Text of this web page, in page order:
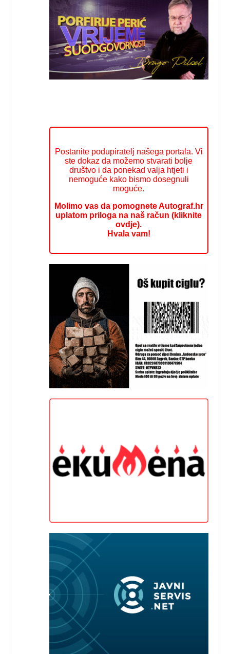
Postanite podupiratelj našega portala. Vi
ste dokaz da možemo stvarati bolje
društvo i da ponekad valja htjeti i
nemoguće kako bismo dosegnuli
moguće.
Molimo vas da pomognete Autograf.hr
uplatom priloga na naš račun (kliknite
ovdje).
Hvala vam!